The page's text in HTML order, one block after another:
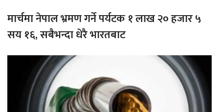
मार्चमा नेपाल भ्रमण गर्ने पर्यटक १ लाख २० हजार ५
सय १६, सबैभन्दा धेरै भारतबाट